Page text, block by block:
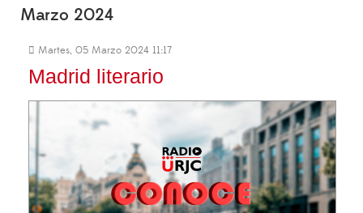
Marzo 2024
Martes, 05 Marzo 2024 11:17
Madrid literario